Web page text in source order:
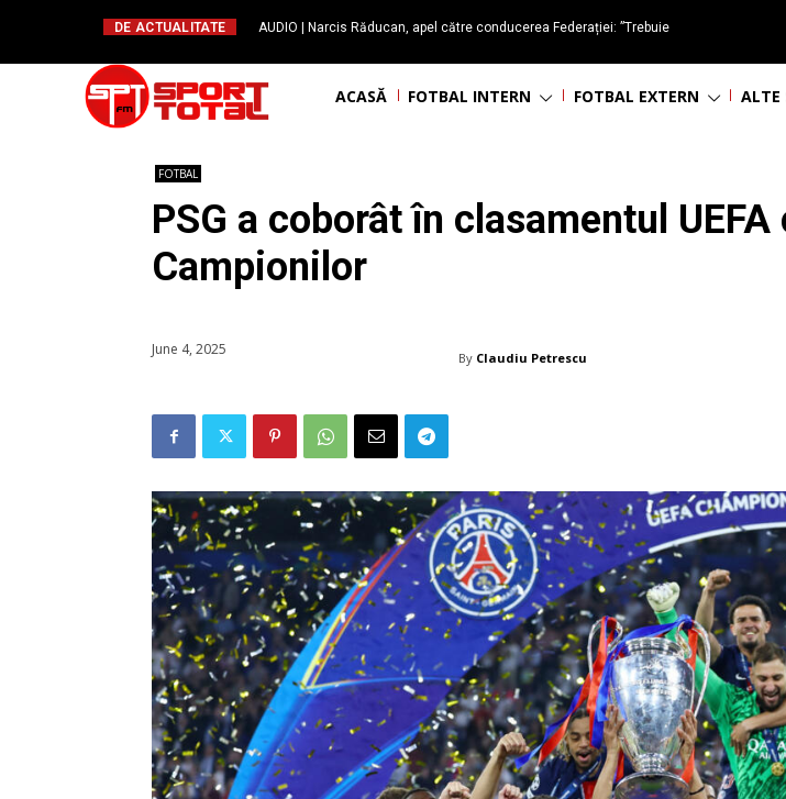
DE ACTUALITATE
AUDIO | Narcis Răducan, apel către conducerea Federației: ”Trebuie
ACASĂ FOTBAL INTERN FOTBAL EXTERN ALTE
FOTBAL
PSG a coborât în clasamentul
Campionilor
June 4, 2025 By Claudiu Petrescu